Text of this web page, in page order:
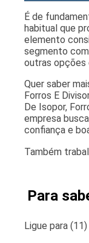
É de
habitual que
elemento
segmento
outras opções
Quer saber
Forros E
De Isopor,
empresa
confiança e
Também
Para
Ligue para